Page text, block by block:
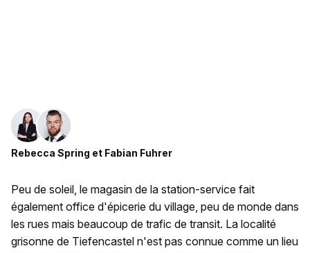
Rebecca Spring et Fabian Fuhrer
Peu de soleil, le magasin de la station-service fait
également office d'épicerie du village, peu de monde dans
les rues mais beaucoup de trafic de transit. La localité
grisonne de Tiefencastel n'est pas connue comme un lieu